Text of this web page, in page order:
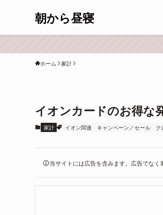
朝から昼寝
ホーム 家計
イオンカードのお得な
家計 イオン関連 キャンペーン／セール ク
当サイトには広告を含みます。広告でなく